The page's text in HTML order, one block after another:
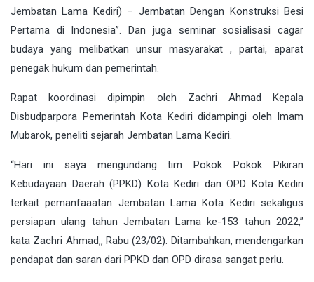
Jembatan Lama Kediri) – Jembatan Dengan Konstruksi Besi
Pertama di Indonesia”. Dan juga seminar sosialisasi cagar
budaya yang melibatkan unsur masyarakat , partai, aparat
penegak hukum dan pemerintah.
Rapat koordinasi dipimpin oleh Zachri Ahmad Kepala
Disbudparpora Pemerintah Kota Kediri didampingi oleh Imam
Mubarok, peneliti sejarah Jembatan Lama Kediri.
“Hari ini saya mengundang tim Pokok Pokok Pikiran
Kebudayaan Daerah (PPKD) Kota Kediri dan OPD Kota Kediri
terkait pemanfaaatan Jembatan Lama Kota Kediri sekaligus
persiapan ulang tahun Jembatan Lama ke-153 tahun 2022,”
kata Zachri Ahmad,, Rabu (23/02). Ditambahkan, mendengarkan
pendapat dan saran dari PPKD dan OPD dirasa sangat perlu.